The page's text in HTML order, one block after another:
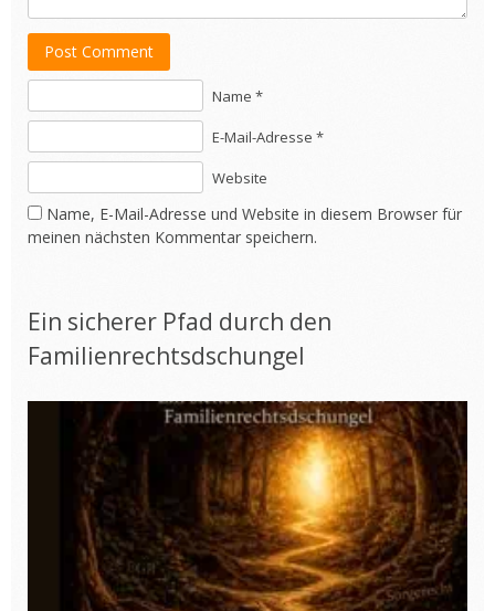
Post Comment
Name *
E-Mail-Adresse *
Website
Name, E-Mail-Adresse und Website in diesem Browser für
meinen nächsten Kommentar speichern.
Ein sicherer Pfad durch den
Familienrechtsdschungel